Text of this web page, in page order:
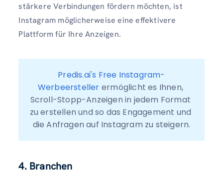
stärkere Verbindungen fördern möchten, ist
Instagram möglicherweise eine effektivere
Plattform für Ihre Anzeigen.
Predis.ai's Free Instagram-
Werbeersteller ermöglicht es Ihnen,
Scroll-Stopp-Anzeigen in jedem Format
zu erstellen und so das Engagement und
die Anfragen auf Instagram zu steigern.
4. Branchen